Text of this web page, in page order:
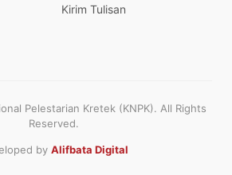
Kirim Tulisan
Pelestarian Kretek (KNPK). All Rights
Reserved.
by Alifbata Digital